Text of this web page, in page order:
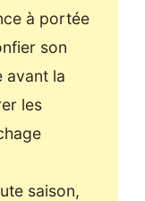
à portée
son
avant la
les
saison,